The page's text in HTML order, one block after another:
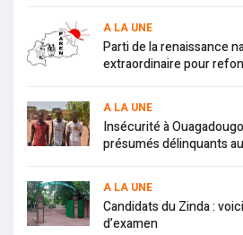
A LA UNE
Parti de la renaissance
extraordinaire pour
A LA UNE
Insécurité à
présumés délinquants
A LA UNE
Candidats du Zinda :
d’examen